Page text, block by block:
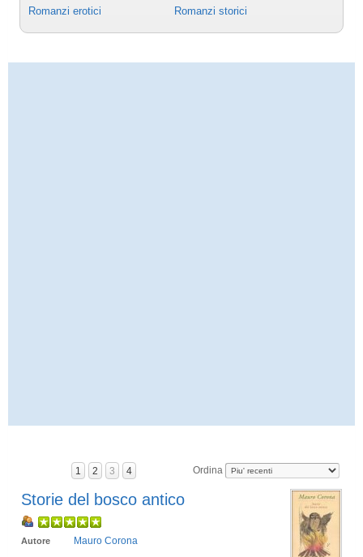
Romanzi erotici
Romanzi storici
1 2 3 4 Ordina
Storie del bosco antico
Autore Mauro Corona